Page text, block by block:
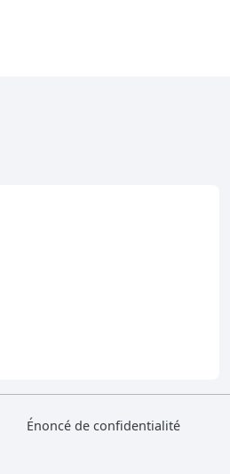
Énoncé de confidentialité